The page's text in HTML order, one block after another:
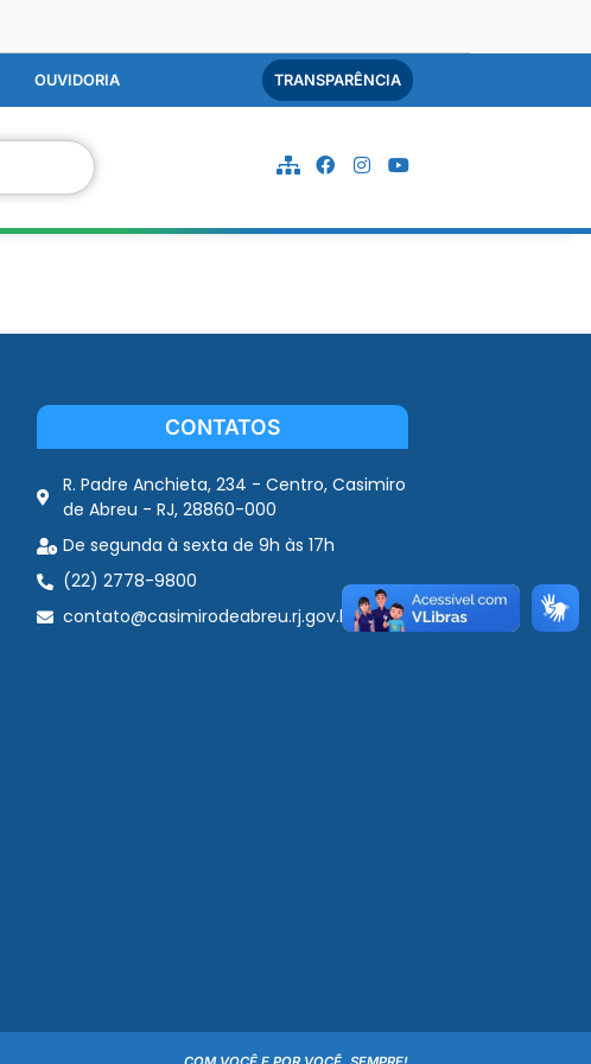
OUVIDORIA TRANSPARÊNCIA
CONTATOS
R. Padre Anchieta, 234 - Centro, Casimiro
de Abreu - RJ, 28860-000
De segunda à sexta de 9h às 17h
(22) 2778-9800
contato@casimirodeabreu.rj.gov.br